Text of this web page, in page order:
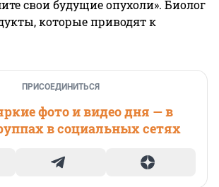
свои будущие опухоли». Биолог
которые приводят к
ПРИСОЕДИНИТЬСЯ
фото и видео дня — в
в социальных сетях